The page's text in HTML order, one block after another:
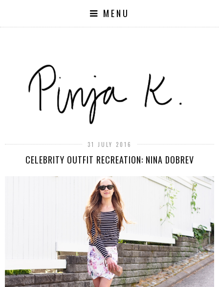
MENU
31 JULY 2016
CELEBRITY OUTFIT RECREATION: NINA DOBREV